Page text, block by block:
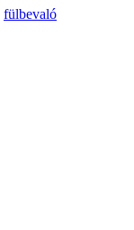
fülbevaló